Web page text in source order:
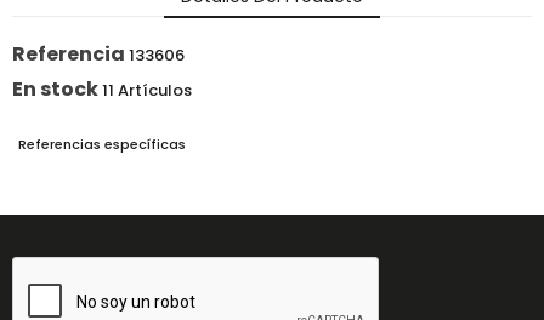
Referencia 133606
En stock11 Artículos
Referencias específicas